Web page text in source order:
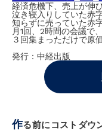
経済危機下、売上が伸
泣き寝入りしていた赤
知らずに売っていた赤
月1回、2時間の会議で
３回集まっただけで原
発行：中経出版
作る前にコストダウ